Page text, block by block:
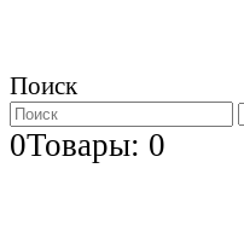
Поиск
0Товары: 0